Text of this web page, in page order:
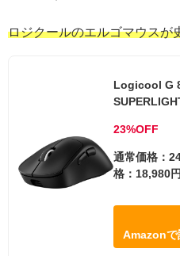
ロジクールのエルゴマウスが
Logicool G
23%OFF
通常価格：
格：18,980
Amazonで